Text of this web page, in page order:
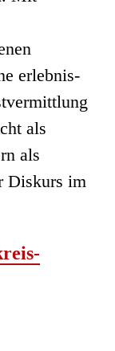
erlebnis-
als
als
Diskurs im